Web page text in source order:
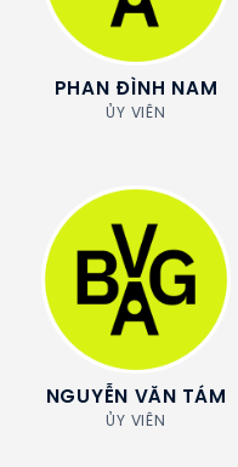
PHAN ĐÌNH NAM
ỦY VIÊN
NGUYỄN VĂN TÁM
ỦY VIÊN